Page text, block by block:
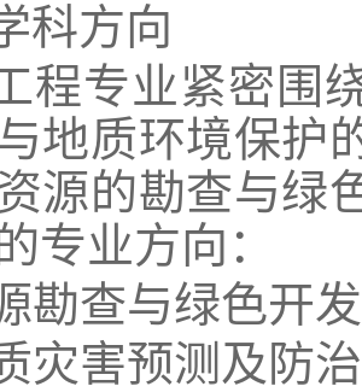
科方向
程专业紧密围
地质环境保护
源的勘查与绿
专业方向：
勘查与绿色开发
灾害预测及防治